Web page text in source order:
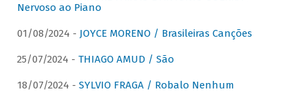
Nervoso ao Piano
01/08/2024 - JOYCE MORENO / Brasileiras Canções
25/07/2024 - THIAGO AMUD / São
18/07/2024 - SYLVIO FRAGA / Robalo Nenhum